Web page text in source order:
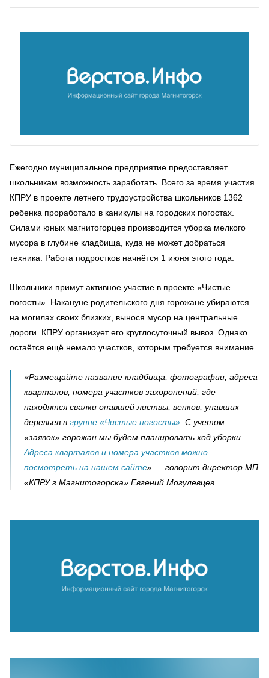
Ежегодно муниципальное предприятие предоставляет
школьникам возможность заработать. Всего за время участия
КПРУ в проекте летнего трудоустройства школьников 1362
ребенка проработало в каникулы на городских погостах.
Силами юных магнитогорцев производится уборка мелкого
мусора в глубине кладбища, куда не может добраться
техника. Работа подростков начнётся 1 июня этого года.
Школьники примут активное участие в проекте «Чистые
погосты». Накануне родительского дня горожане убираются
на могилах своих близких, вынося мусор на центральные
дороги. КПРУ организует его круглосуточный вывоз. Однако
остаётся ещё немало участков, которым требуется внимание.
«Размещайте название кладбища, фотографии, адреса
кварталов, номера участков захоронений, где
находятся свалки опавшей листвы, венков, упавших
деревьев в группе «Чистые погосты» . С учетом
«заявок» горожан мы будем планировать ход уборки.
Адреса кварталов и номера участков можно
посмотреть на нашем сайте» — говорит директор МП
«КПРУ г.Магнитогорска» Евгений Могулевцев.